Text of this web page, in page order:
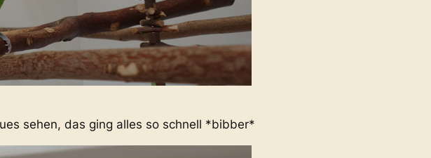
sehen, das ging alles so schnell *bibber*